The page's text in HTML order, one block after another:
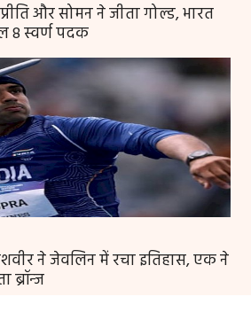
और सोमन ने जीता गोल्ड, भारत
स्वर्ण पदक
ने जेवलिन में रचा इतिहास, एक ने
ब्रॉन्ज